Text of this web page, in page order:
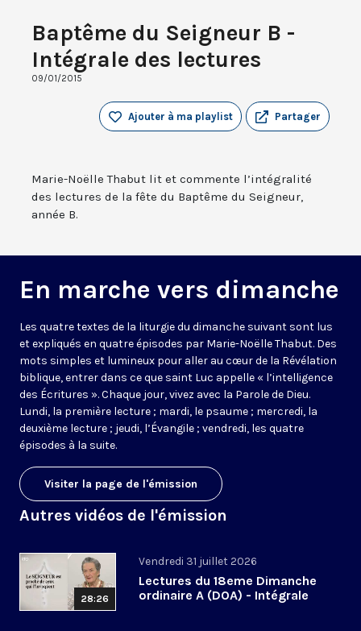
Baptême du Seigneur B -
Intégrale des lectures
09/01/2015
Partager
Ajouter à ma playlist
Marie-Noëlle Thabut lit et commente l’intégralité
des lectures de la fête du Baptême du Seigneur,
année B.
En marche vers dimanche
Les quatre textes de la liturgie du dimanche suivant sont lus
et expliqués en quatre épisodes par Marie-Noëlle Thabut. Des
mots simples et lumineux pour aller au cœur de la Révélation
biblique, entrer dans ce que saint Luc appelle « l’intelligence
des Écritures ». Chaque jour, vivez avec la Parole de Dieu.
Lundi, la première lecture ; mardi, le psaume ; mercredi, la
deuxième lecture ; jeudi, l’Évangile ; vendredi, les quatre
épisodes à la suite.
Visiter la page de l'émission
Autres vidéos de l'émission
28:26
Vendredi 31 juillet 2026
Lectures du 18eme Dimanche
ordinaire A (DOA) - Intégrale